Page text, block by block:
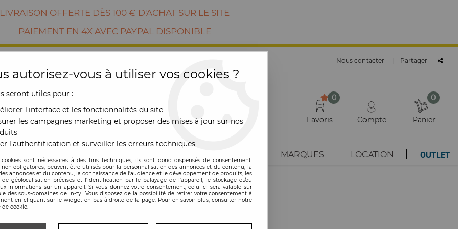
LIVRAISON OFFERTE DÈS 100 € D'ACHAT SUR LE SITE
PAIEMENT EN 4X AVEC PAYPAL DISPONIBLE
Nous contacter Partager
0
Favoris Compte
0
Panier
MARQUES LOCATION OUTLET
à pain
HUCHE À PAIN
autorisez-vous à utiliser vos cookies ?
seront utiles pour :
l'interface et les fonctionnalités du site
les campagnes marketing et proposer des mises à jour sur nos
l'authentification et surveiller les erreurs techniques
cookies sont nécessaires à des fins techniques, ils sont donc dispensés de consentement.
non obligatoires, peuvent être utilisés pour la personnalisation des annonces et du contenu, la
annonces et du contenu, la connaissance de l'audience et le développement de produits, les
de géolocalisation précises et l'identification par le balayage de l'appareil, le stockage et/ou
informations sur un appareil. Si vous donnez votre consentement, celui-ci sera valable sur
des sous-domaines de In-ty . Vous disposez de la possibilité de retirer votre consentement à
en cliquant sur le widget en bas à droite de la page. Pour en savoir plus, consulter notre
cookie.